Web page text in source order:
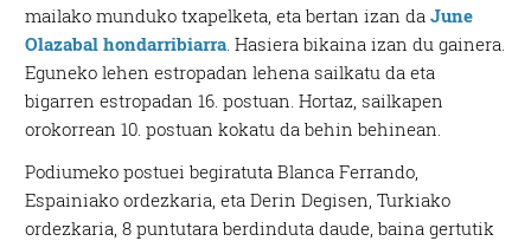
mailako munduko txapelketa, eta bertan izan daJune
Olazabal hondarribiarra . Hasiera bikaina izan du gainera.
Eguneko lehen estropadan lehena sailkatu da eta
bigarren estropadan 16. postuan. Hortaz, sailkapen
orokorrean 10. postuan kokatu da behin behinean.
Podiumeko postuei begiratuta Blanca Ferrando,
Espainiako ordezkaria, eta Derin Degisen, Turkiako
ordezkaria, 8 puntutara berdinduta daude, baina gertutik